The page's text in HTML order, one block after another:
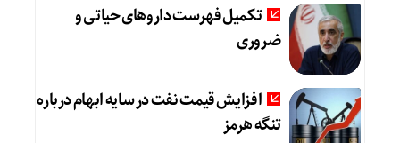
تکمیل فهرست داروهای حیاتی و
ضروری
افزایش قیمت نفت در سایه ابهام درباره
تنگه هرمز